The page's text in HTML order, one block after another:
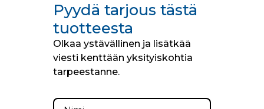
Pyydä tarjous tästä
tuotteesta
Olkaa ystävällinen ja lisätkää
viesti kenttään yksityiskohtia
tarpeestanne.